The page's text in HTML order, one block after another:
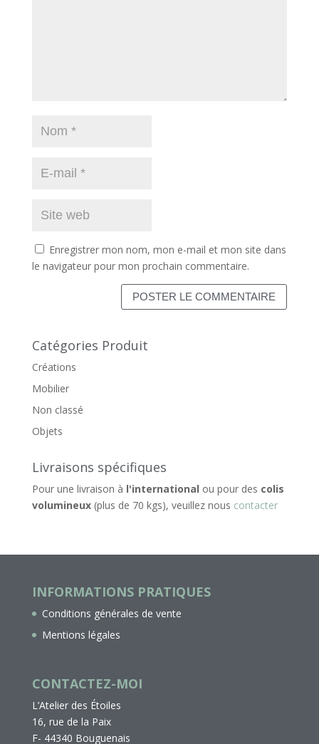
Enregistrer mon nom, mon e-mail et mon site dans
le navigateur pour mon prochain commentaire.
Catégories Produit
Créations
Mobilier
Non classé
Objets
Livraisons spécifiques
Pour une livraison à l'international ou pour des colis
volumineux(plus de 70 kgs), veuillez nous contacter
INFORMATIONS PRATIQUES
Conditions générales de vente
Mentions légales
CONTACTEZ-MOI
L’Atelier des Étoiles
16, rue de la Paix
F- 44340 Bouguenais